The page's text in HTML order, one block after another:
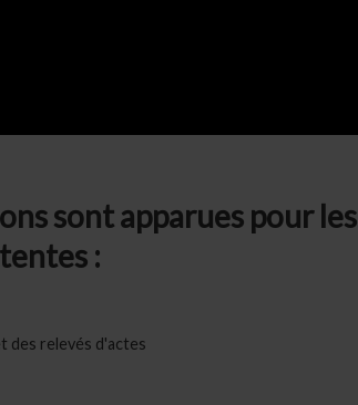
sont apparues pour les
:
des relevés d'actes